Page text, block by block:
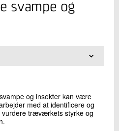
svampe og
og insekter kan være
med at identificere og
vurdere træværkets styrke og